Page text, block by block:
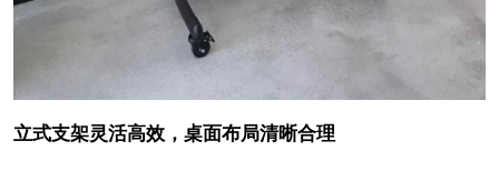
立式支架灵活高效，桌面布局清晰合理